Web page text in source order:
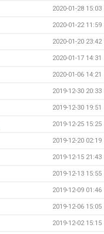
2020-01-28 15:03
2020-01-22 11:59
2020-01-20 23:42
2020-01-17 14:31
2020-01-06 14:21
2019-12-30 20:33
2019-12-30 19:51
2019-12-25 15:25
2019-12-20 02:19
2019-12-15 21:43
2019-12-13 15:55
2019-12-09 01:46
2019-12-06 15:05
2019-12-02 15:15